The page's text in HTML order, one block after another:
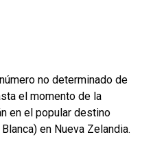
no determinado de
el momento de la
en el popular destino
en Nueva Zelandia.